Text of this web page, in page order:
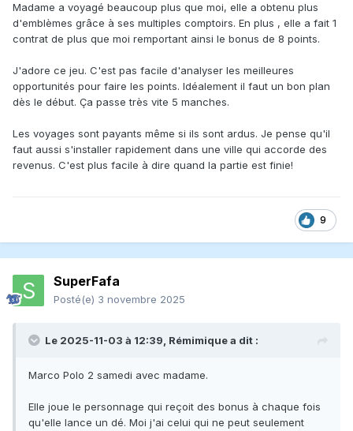
Madame a voyagé beaucoup plus que moi, elle a obtenu plus
d'emblèmes grâce à ses multiples comptoirs. En plus , elle a fait 1
contrat de plus que moi remportant ainsi le bonus de 8 points.
J'adore ce jeu. C'est pas facile d'analyser les meilleures
opportunités pour faire les points. Idéalement il faut un bon plan
dès le début. Ça passe très vite 5 manches.
Les voyages sont payants même si ils sont ardus. Je pense qu'il
faut aussi s'installer rapidement dans une ville qui accorde des
revenus. C'est plus facile à dire quand la partie est finie!
9
SuperFafa
Posté(e) 3 novembre 2025
Le 2025-11-03 à 12:39, Rémimiquea dit :
Marco Polo 2 samedi avec madame.
Elle joue le personnage qui reçoit des bonus à chaque fois
qu'elle lance un dé. Moi j'ai celui qui ne peut seulement